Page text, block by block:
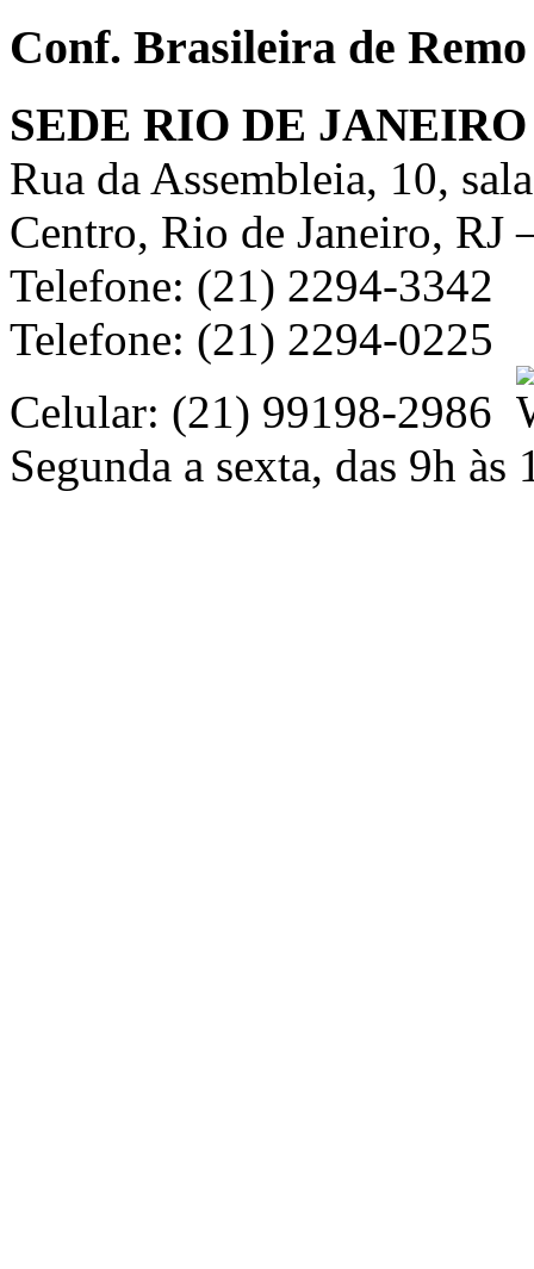
Conf. Brasileira de Remo
SEDE RIO DE JANEIRO
Rua da Assembleia, 10,
Centro, Rio de Janeiro, RJ
Telefone: (21) 2294-3342
Telefone: (21) 2294-0225
Celular: (21) 99198-2986
Segunda a sexta, das 9h às